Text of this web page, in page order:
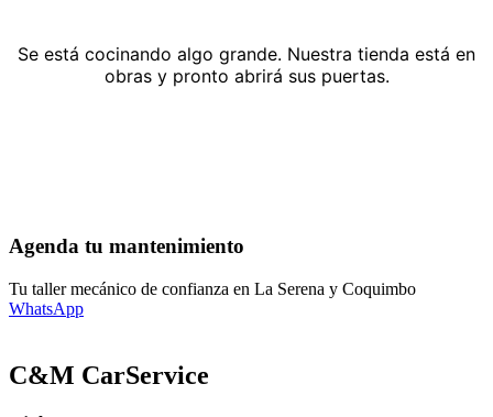
Se está cocinando algo grande. Nuestra tienda está en
obras y pronto abrirá sus puertas.
Agenda tu mantenimiento
Tu taller mecánico de confianza en La Serena y Coquimbo
WhatsApp
C&M CarService